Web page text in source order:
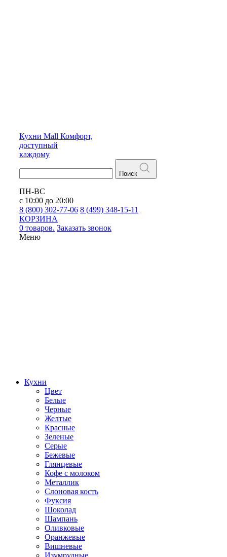
Кухни Mall Комфорт,
доступный
каждому
Поиск
ПН-ВС
с 10:00 до 20:00
8 (800) 302-77-06 8 (499) 348-15-11
КОРЗИНА
0 товаров. Заказать звонок
Меню
Кухни
Цвет
Белые
Черные
Желтые
Красные
Зеленые
Серые
Бежевые
Глянцевые
Кофе с молоком
Металлик
Слоновая кость
Фуксия
Шоколад
Шампань
Оливковые
Оранжевые
Вишневые
Изумрудные